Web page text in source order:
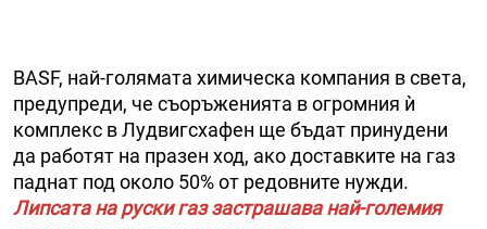
BASF, най-голямата химическа компания в света,
предупреди, че съоръженията в огромния ѝ
комплекс в Лудвигсхафен ще бъдат принудени
да работят на празен ход, ако доставките на газ
паднат под около 50% от редовните нужди.
Липсата на руски газ застрашава най-големия